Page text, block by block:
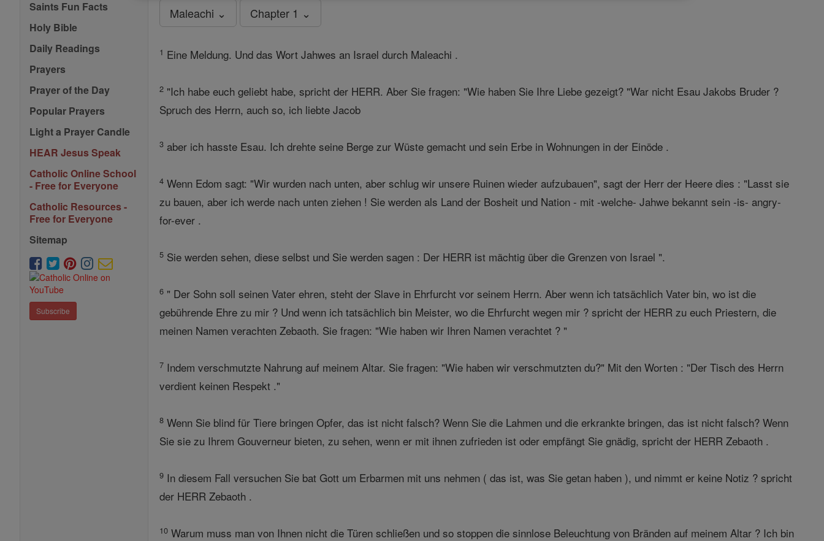
Saints Fun Facts
Holy Bible
Daily Readings
Prayers
Prayer of the Day
Popular Prayers
Light a Prayer Candle
HEAR Jesus Speak
Catholic Online School
- Free for Everyone
Catholic Resources -
Free for Everyone
Sitemap
Subscribe
Maleachi ⌄ Chapter 1 ⌄
1 Eine Meldung. Und das Wort Jahwes an Israel durch Maleachi .
2 "Ich habe euch geliebt habe, spricht der HERR. Aber Sie fragen: "Wie haben Sie Ihre Liebe gezeigt? "War nicht Esau Jakobs Bruder ?
Spruch des Herrn, auch so, ich liebte Jacob
3 aber ich hasste Esau. Ich drehte seine Berge zur Wüste gemacht und sein Erbe in Wohnungen in der Einöde .
4 Wenn Edom sagt: "Wir wurden nach unten, aber schlug wir unsere Ruinen wieder aufzubauen", sagt der Herr der Heere dies : "Lasst sie
zu bauen, aber ich werde nach unten ziehen ! Sie werden als Land der Bosheit und Nation - mit -welche- Jahwe bekannt sein -is- angry-
for-ever .
5 Sie werden sehen, diese selbst und Sie werden sagen : Der HERR ist mächtig über die Grenzen von Israel ".
6 " Der Sohn soll seinen Vater ehren, steht der Slave in Ehrfurcht vor seinem Herrn. Aber wenn ich tatsächlich Vater bin, wo ist die
gebührende Ehre zu mir ? Und wenn ich tatsächlich bin Meister, wo die Ehrfurcht wegen mir ? spricht der HERR zu euch Priestern, die
meinen Namen verachten Zebaoth. Sie fragen: "Wie haben wir Ihren Namen verachtet ? "
7 Indem verschmutzte Nahrung auf meinem Altar. Sie fragen: "Wie haben wir verschmutzten du?" Mit den Worten : "Der Tisch des Herrn
verdient keinen Respekt ."
8 Wenn Sie blind für Tiere bringen Opfer, das ist nicht falsch? Wenn Sie die Lahmen und die erkrankte bringen, das ist nicht falsch? Wenn
Sie sie zu Ihrem Gouverneur bieten, zu sehen, wenn er mit ihnen zufrieden ist oder empfängt Sie gnädig, spricht der HERR Zebaoth .
9 In diesem Fall versuchen Sie bat Gott um Erbarmen mit uns nehmen ( das ist, was Sie getan haben ), und nimmt er keine Notiz ? spricht
der HERR Zebaoth .
10 Warum muss man von Ihnen nicht die Türen schließen und so stoppen die sinnlose Beleuchtung von Bränden auf meinem Altar ? Ich bin